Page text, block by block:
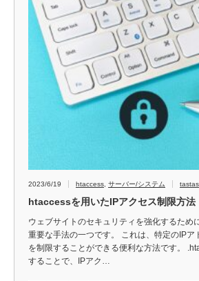
2023/6/19 htaccess サーバー/システム tastas
htaccessを用いたIPアクセス制限方法
ウェブサイトのセキュリティを強化するため
重要な手法の一つです。 これは、特定のIPア
を制限することができる便利な方法です。
することで、IPアク…